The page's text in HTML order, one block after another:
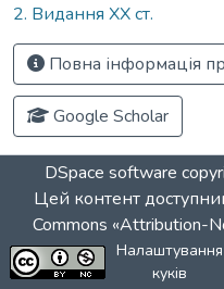
2. Видання ХХ ст.
Повна інформація
Google Scholar
DSpace software
Цей контент
Commons «Attribution-
Налаштування
куків